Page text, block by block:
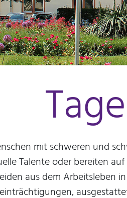
mit schweren und
Talente oder bereiten
aus dem Arbeitsleben